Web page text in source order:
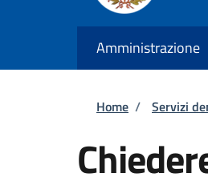
Amministrazione
Home / Servizi